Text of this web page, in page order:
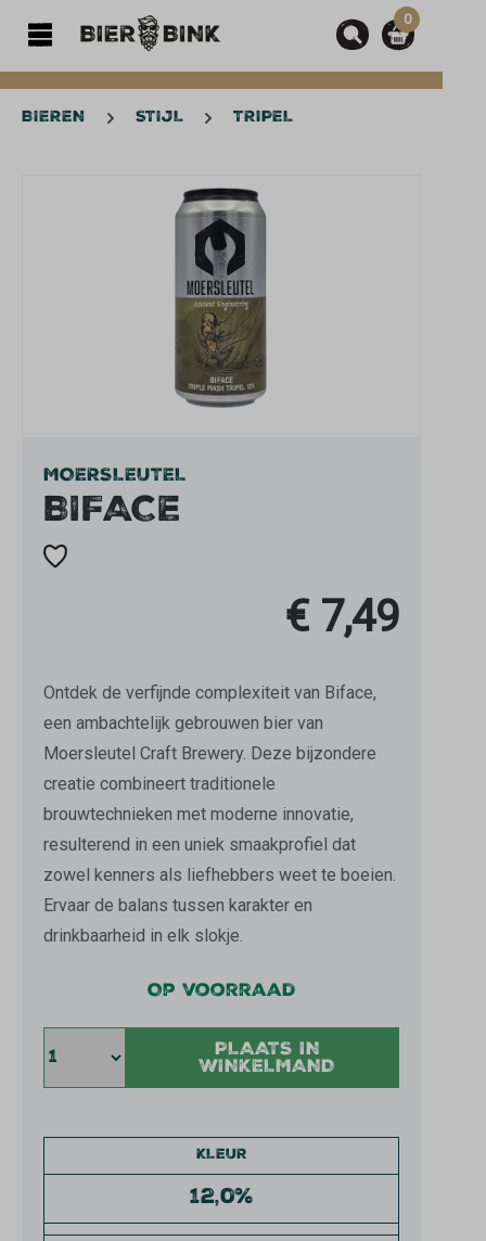
0
BIEREN STIJL TRIPEL
Afbeeldingengalerij overslaan
MOERSLEUTEL
BIFACE
€ 7,49
Ontdek de verfijnde complexiteit van Biface,
een ambachtelijk gebrouwen bier van
Moersleutel Craft Brewery. Deze bijzondere
creatie combineert traditionele
brouwtechnieken met moderne innovatie,
resulterend in een uniek smaakprofiel dat
zowel kenners als liefhebbers weet te boeien.
Ervaar de balans tussen karakter en
drinkbaarheid in elk slokje.
KLEUR
12,0%
Op voorraad
PLAATS IN
WINKELMAND